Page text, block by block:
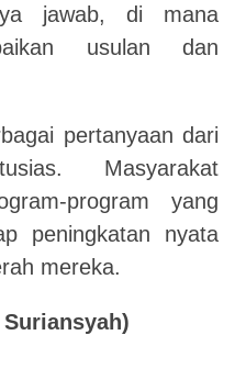
jawab, di mana
usulan dan
pertanyaan dari
Masyarakat
program yang
peningkatan nyata
mereka.